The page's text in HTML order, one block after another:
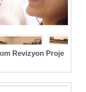
Revizyon Proje